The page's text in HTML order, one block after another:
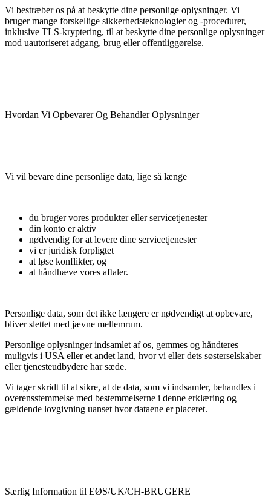
Vi bestræber os på at beskytte dine personlige oplysninger. Vi
bruger mange forskellige sikkerhedsteknologier og -procedurer,
inklusive TLS-kryptering, til at beskytte dine personlige oplysninger
mod uautoriseret adgang, brug eller offentliggørelse.
Hvordan Vi Opbevarer Og Behandler Oplysninger
Vi vil bevare dine personlige data, lige så længe
du bruger vores produkter eller servicetjenester
din konto er aktiv
nødvendig for at levere dine servicetjenester
vi er juridisk forpligtet
at løse konflikter, og
at håndhæve vores aftaler.
Personlige data, som det ikke længere er nødvendigt at opbevare,
bliver slettet med jævne mellemrum.
Personlige oplysninger indsamlet af os, gemmes og håndteres
muligvis i USA eller et andet land, hvor vi eller dets søsterselskaber
eller tjenesteudbydere har sæde.
Vi tager skridt til at sikre, at de data, som vi indsamler, behandles i
overensstemmelse med bestemmelserne i denne erklæring og
gældende lovgivning uanset hvor dataene er placeret.
Særlig Information til EØS/UK/CH-BRUGERE